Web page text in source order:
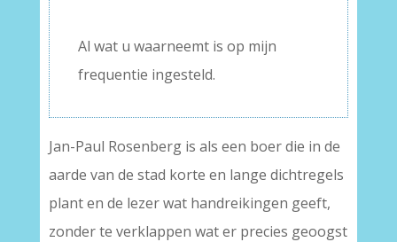
Al wat u waarneemt is op mijn
frequentie ingesteld.
Jan-Paul Rosenberg is als een boer die in de
aarde van de stad korte en lange dichtregels
plant en de lezer wat handreikingen geeft,
zonder te verklappen wat er precies geoogst